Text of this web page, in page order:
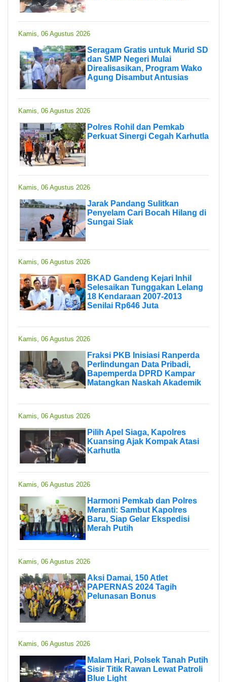
Kamis, 06 Agustus 2026
Seragam Gratis untuk Murid SD
dan SMP Negeri Mulai
Direalisasikan, Program Wako
Agung Disambut Antusias
Kamis, 06 Agustus 2026
Polres Rohil dan Pemkab
Perkuat Sinergi Cegah Karhutla
Kamis, 06 Agustus 2026
Jarak Pandang Sulitkan
Penyelam Cari Bocah Hilang di
Sungai Siak
Kamis, 06 Agustus 2026
BKAD Gandeng Kejari Inhil
Selesaikan Tunggakan Lelang
18 Kendaraan 2007-2013
Senilai Rp646 Juta
Kamis, 06 Agustus 2026
Fraksi PKB Inisiasi Ranperda
Perlindungan Data Pribadi,
Bapemperda DPRD Kampar
Matangkan Naskah Akademik
Kamis, 06 Agustus 2026
Pilih Apel Siaga, Kapolres
Kuansing Ajak Kompak Atasi
Karhutla
Kamis, 06 Agustus 2026
Harmoni Pemkab dan Polres
Meranti: Sambut Kapolres
Baru, Siap Gelar Ekspedisi
Merah Putih
Kamis, 06 Agustus 2026
Aksi Damai, 150 Atlet
PAPERNAS 2024 Tagih
Pelunasan Bonus
Kamis, 06 Agustus 2026
Malam Hari, Polsek Tanah Putih
Sisir Titik Rawan Lewat Patroli
Blue Light